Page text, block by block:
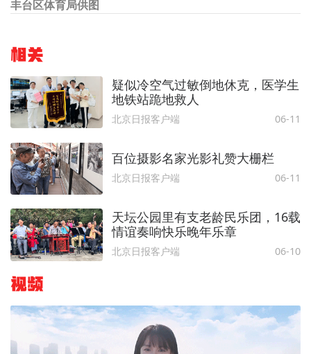
丰台区体育局供图
相关
疑似冷空气过敏倒地休克，医学生
地铁站跪地救人
北京日报客户端 06-11
百位摄影名家光影礼赞大栅栏
北京日报客户端 06-11
天坛公园里有支老龄民乐团，16载
情谊奏响快乐晚年乐章
北京日报客户端 06-10
视频